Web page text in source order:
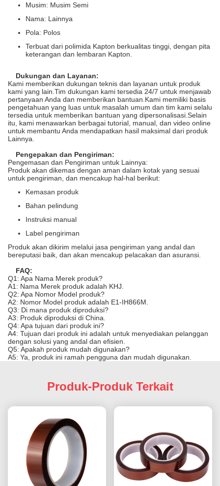
Musim: Musim Semi
Nama: Lainnya
Pola: Polos
Terbuat dari polimida Kapton berkualitas tinggi, dengan pita
keterangan dan lembaran Kapton.
Dukungan dan Layanan:
Kami memberikan dukungan teknis dan layanan untuk produk
kami yang lain.Tim dukungan kami tersedia 24/7 untuk menjawab
pertanyaan Anda dan memberikan bantuan.Kami memiliki basis
pengetahuan yang luas untuk masalah umum dan tim kami selalu
tersedia untuk memberikan bantuan yang dipersonalisasi.Selain
itu, kami menawarkan berbagai tutorial, manual, dan video online
untuk membantu Anda mendapatkan hasil maksimal dari produk
Lainnya.
Pengepakan dan Pengiriman:
Pengemasan dan Pengiriman untuk Lainnya:
Produk akan dikemas dengan aman dalam kotak yang sesuai
untuk pengiriman, dan mencakup hal-hal berikut:
Kemasan produk
Bahan pelindung
Instruksi manual
Label pengiriman
Produk akan dikirim melalui jasa pengiriman yang andal dan
bereputasi baik, dan akan mencakup pelacakan dan asuransi.
FAQ:
Q1: Apa Nama Merek produk?
A1: Nama Merek produk adalah KHJ.
Q2: Apa Nomor Model produk?
A2: Nomor Model produk adalah E1-IH866M.
Q3: Di mana produk diproduksi?
A3: Produk diproduksi di China.
Q4: Apa tujuan dari produk ini?
A4: Tujuan dari produk ini adalah untuk menyediakan pelanggan
dengan solusi yang andal dan efisien.
Q5: Apakah produk mudah digunakan?
A5: Ya, produk ini ramah pengguna dan mudah digunakan.
Produk-Produk Terkait